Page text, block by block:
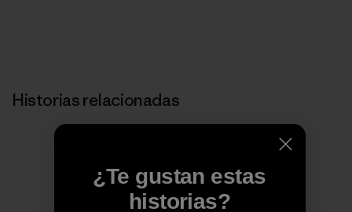
Historias relacionadas
¿Te gustan estas
historias?